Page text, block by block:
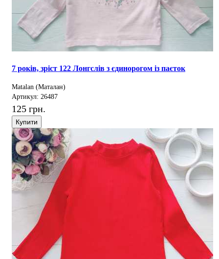
7 років, зріст 122 Лонгслів з єдинорогом із паєток
Matalan (Маталан)
Артикул: 26487
125 грн.
Купити